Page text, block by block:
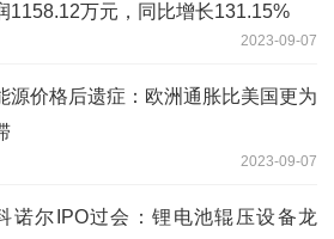
1158.12万元，同比增长131.15%
2023-09-07
源价格后遗症：欧洲通胀比美国更为
2023-09-07
诺尔IPO过会：锂电池辊压设备龙